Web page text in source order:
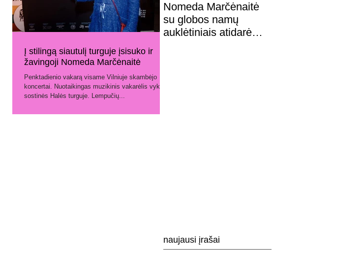
Į stilingą siautulį turguje įsisuko ir
žavingoji Nomeda Marčėnaitė
Penktadienio vakarą visame Vilniuje skambėjo
koncertai. Nuotaikingas muzikinis vakarėlis vyko ir
sostinės Halės turguje. Lempučių...
Nomeda Marčėnaitė
su globos namų
auklėtiniais atidarė
naujausi įrašai